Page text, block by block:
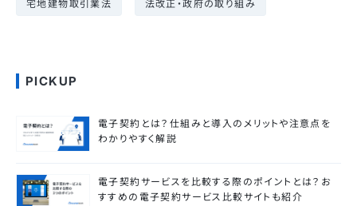
宅地建物取引業法 法改正・政府の取り組み
PICKUP
電子契約とは？仕組みと導入のメリットや注意点を
わかりやすく解説
電子契約サービスを比較する際のポイントとは？お
すすめの電子契約サービス比較サイトも紹介